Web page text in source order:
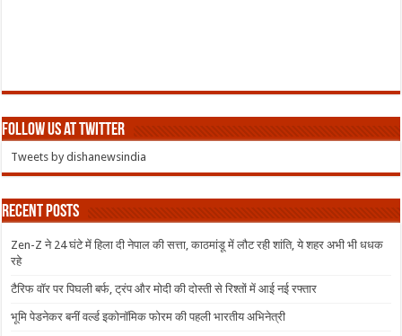
Follow us at Twitter
Tweets by dishanewsindia
Recent Posts
Zen-Z ने 24 घंटे में हिला दी नेपाल की सत्ता, काठमांडू में लौट रही शांति, ये शहर अभी भी धधक
रहे
टैरिफ वॉर पर पिघली बर्फ, ट्रंप और मोदी की दोस्ती से रिश्तों में आई नई रफ्तार
भूमि पेडनेकर बनीं वर्ल्ड इकोनॉमिक फोरम की पहली भारतीय अभिनेत्री